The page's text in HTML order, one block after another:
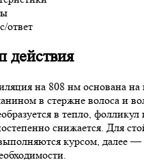
ответ
действия
на 808 нм основана
в стержне волоса и
в тепло,
снижается. Для
курсом, далее